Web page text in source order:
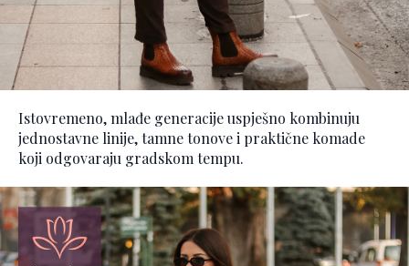
Istovremeno, mlađe generacije uspješno kombinuju
jednostavne linije, tamne tonove i praktične komade
koji odgovaraju gradskom tempu.